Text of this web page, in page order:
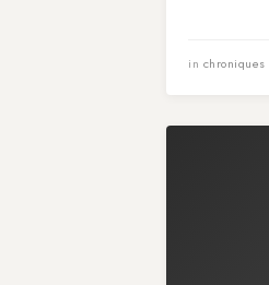
in chroniques